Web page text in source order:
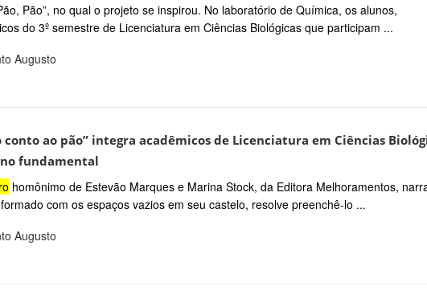
Pão”, no qual o projeto se inspirou. No laboratório de Química, os alunos,
do 3º semestre de Licenciatura em Ciências Biológicas que participam ...
Augusto
conto ao pão” integra acadêmicos de Licenciatura em Ciências
fundamental
homônimo de Estevão Marques e Marina Stock, da Editora Melhoramentos,
com os espaços vazios em seu castelo, resolve preenchê-lo ...
Augusto